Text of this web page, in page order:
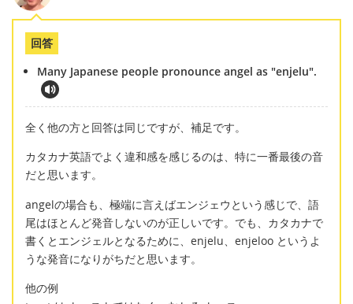
回答
Many Japanese people pronounce angel as "enjelu".
全く他の方と回答は同じですが、補足です。
カタカナ英語でよく違和感を感じるのは、特に一番最後の音
だと思います。
angelの場合も、極端に言えばエンジェウという感じで、語
尾はほとんど発音しないのが正しいです。でも、カタカナで
書くとエンジェルとなるために、enjelu、enjeloo というよ
うな発音になりがちだと思います。
他の例